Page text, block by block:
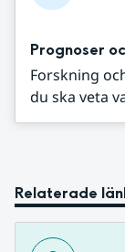
Prognoser
Forskning
du ska veta
Relaterade